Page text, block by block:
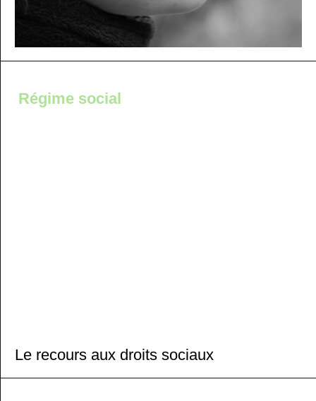
Régime social
Le recours aux droits sociaux